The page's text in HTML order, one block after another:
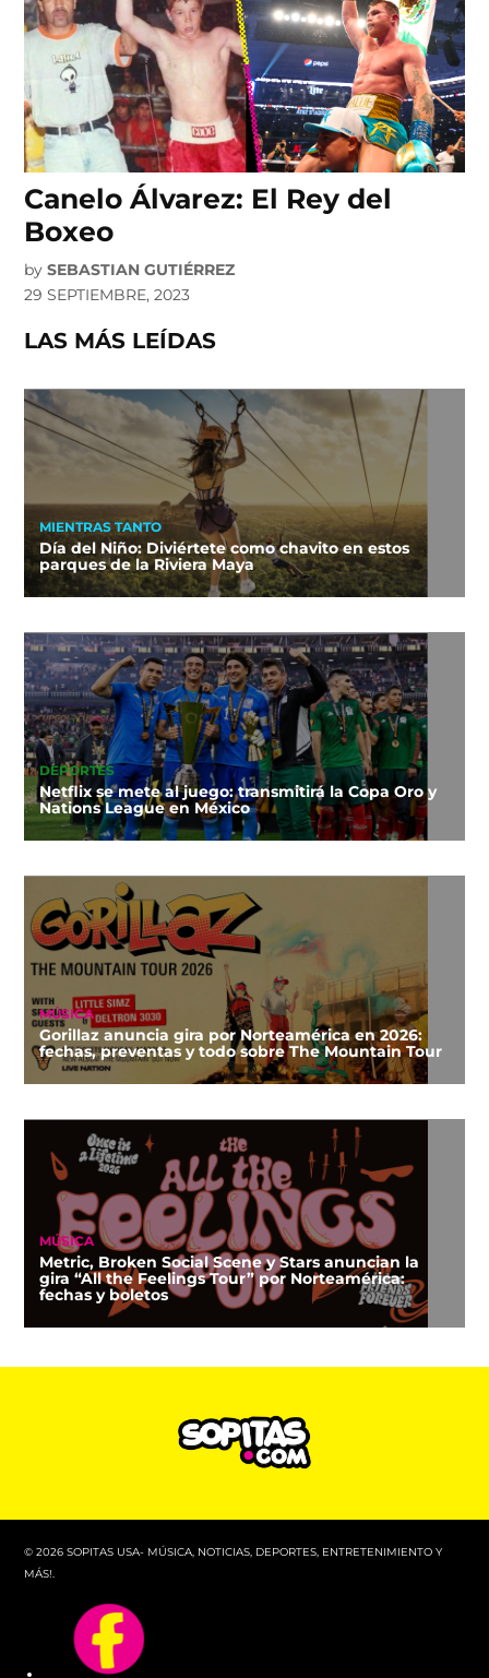
Canelo Álvarez: El Rey del
Boxeo
by SEBASTIAN GUTIÉRREZ
29 SEPTIEMBRE, 2023
LAS MÁS LEÍDAS
MIENTRAS TANTO
Día del Niño: Diviértete como chavito en estos
parques de la Riviera Maya
DEPORTES
Netflix se mete al juego: transmitirá la Copa Oro y
Nations League en México
MÚSICA
Gorillaz anuncia gira por Norteamérica en 2026:
fechas, preventas y todo sobre The Mountain Tour
MÚSICA
Metric, Broken Social Scene y Stars anuncian la
gira “All the Feelings Tour” por Norteamérica:
fechas y boletos
© 2026 SOPITAS USA- MÚSICA, NOTICIAS, DEPORTES, ENTRETENIMIENTO Y
MÁS!.